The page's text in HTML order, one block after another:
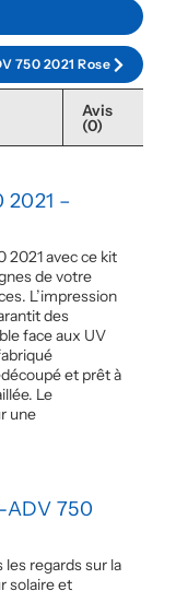
750 2021 Rose
Avis
(0)
–
2021 avec ce kit
de votre
L’impression
des
face aux UV
et prêt à
Le
une
ADV 750
regards sur la
solaire et